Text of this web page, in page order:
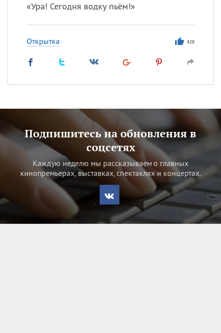
«Ура! Сегодня водку пьём!»
Открытка 428
Подпишитесь на обновления в
соцсетях
Каждую неделю мы рассказываем о главных
кинопремьерах, выставках, спектаклях и концертах.